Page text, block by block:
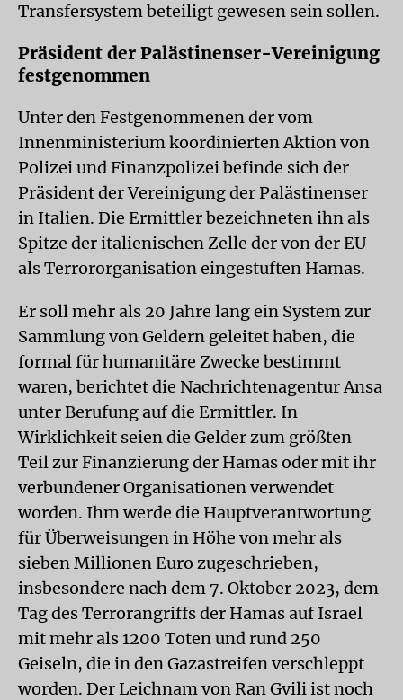
Transfersystem beteiligt gewesen sein sollen.
Präsident der Palästinenser-Vereinigung
festgenommen
Unter den Festgenommenen der vom
Innenministerium koordinierten Aktion von
Polizei und Finanzpolizei befinde sich der
Präsident der Vereinigung der Palästinenser
in Italien. Die Ermittler bezeichneten ihn als
Spitze der italienischen Zelle der von der EU
als Terrororganisation eingestuften Hamas.
Er soll mehr als 20 Jahre lang ein System zur
Sammlung von Geldern geleitet haben, die
formal für humanitäre Zwecke bestimmt
waren, berichtet die Nachrichtenagentur Ansa
unter Berufung auf die Ermittler. In
Wirklichkeit seien die Gelder zum größten
Teil zur Finanzierung der Hamas oder mit ihr
verbundener Organisationen verwendet
worden. Ihm werde die Hauptverantwortung
für Überweisungen in Höhe von mehr als
sieben Millionen Euro zugeschrieben,
insbesondere nach dem 7. Oktober 2023, dem
Tag des Terrorangriffs der Hamas auf Israel
mit mehr als 1200 Toten und rund 250
Geiseln, die in den Gazastreifen verschleppt
worden. Der Leichnam von Ran Gvili ist noch